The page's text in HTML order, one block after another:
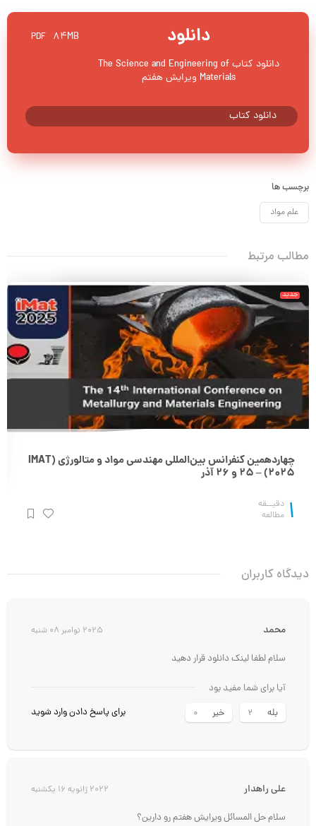
دانلود
دانلود کتاب The Science and Engineering of
Materials ویرایش هفتم
84MB
PDF
دانلود کتاب
برچسب ها
علم مواد
مطالب مرتبط
جدید
چهاردهمین کنفرانس بین‌المللی مهندسی مواد و متالورژی (IMAT
2025) – 25 و 26 آذر
1 دقیــقه
مطالعه
دیدگاه کاربران
محمد 2025 نوامبر 08 شنبه
سلام لطفا لینک دانلود قرار دهید
آیا برای شما مفید بود
بله
2 خیر 0 برای پاسخ دادن وارد شوید
علی راهدار 2022 ژانویه 16 یکشنبه
سلام حل المسائل ویرایش هفتم رو دارین؟